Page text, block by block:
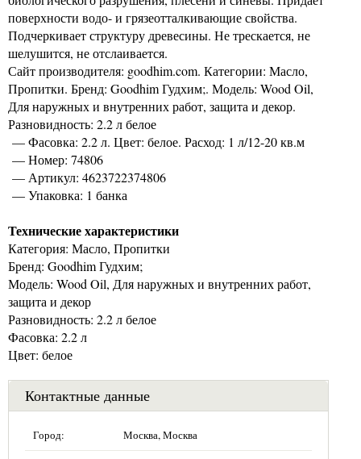
поверхности водо- и грязеотталкивающие свойства.
Подчеркивает структуру древесины. Не трескается, не
шелушится, не отслаивается.
Сайт производителя: goodhim.com. Категории: Масло,
Пропитки. Бренд: Goodhim Гудхим;. Модель: Wood Oil,
Для наружных и внутренних работ, защита и декор.
Разновидность: 2.2 л белое
— Фасовка: 2.2 л. Цвет: белое. Расход: 1 л/12-20 кв.м
— Номер: 74806
— Артикул: 4623722374806
— Упаковка: 1 банка
Технические характеристики
Категория: Масло, Пропитки
Бренд: Goodhim Гудхим;
Модель: Wood Oil, Для наружных и внутренних работ,
защита и декор
Разновидность: 2.2 л белое
Фасовка: 2.2 л
Цвет: белое
Контактные данные
Город: Москва, Москва